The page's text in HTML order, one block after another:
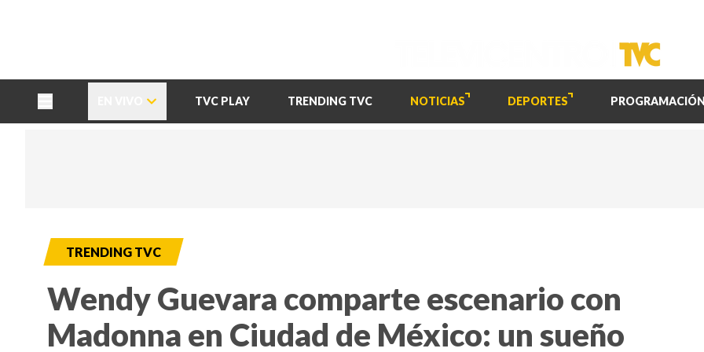
TVC PLAY TRENDING TVC NOTICIAS DEPORTES PROGRAMACIÓN
TRENDING TVC
Wendy Guevara comparte escenario con
Madonna en Ciudad de México: un sueño